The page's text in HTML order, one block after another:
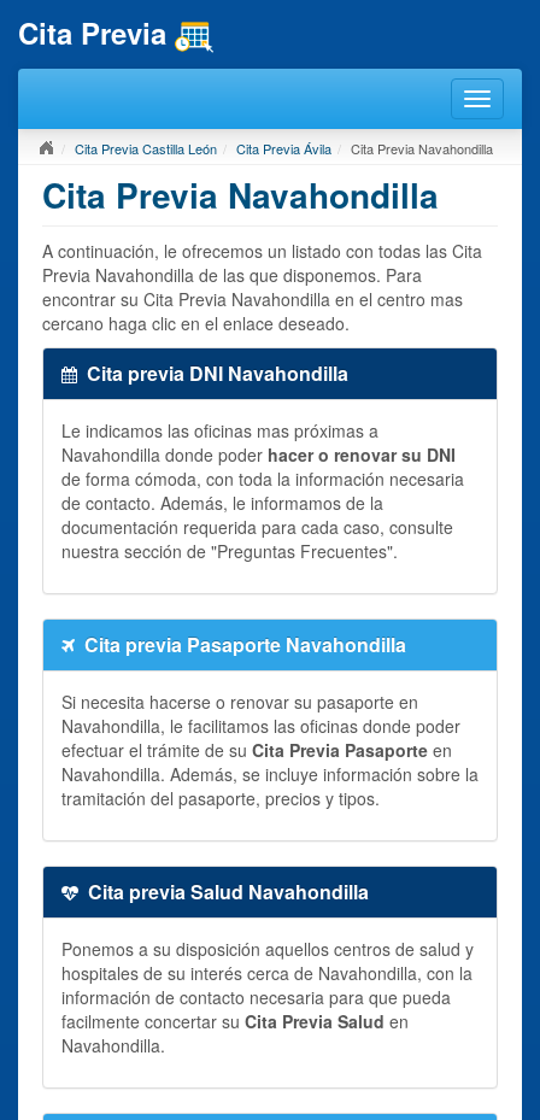
Cita Previa
Cita Previa Castilla León Cita Previa Ávila Cita Previa Navahondilla
Cita Previa Navahondilla
A continuación, le ofrecemos un listado con todas las Cita
Previa Navahondilla de las que disponemos. Para
encontrar su Cita Previa Navahondilla en el centro mas
cercano haga clic en el enlace deseado.
Cita previa DNI Navahondilla
Le indicamos las oficinas mas próximas a
Navahondilla donde poder hacer o renovar su DNI
de forma cómoda, con toda la información necesaria
de contacto. Además, le informamos de la
documentación requerida para cada caso, consulte
nuestra sección de "Preguntas Frecuentes".
Cita previa Pasaporte Navahondilla
Si necesita hacerse o renovar su pasaporte en
Navahondilla, le facilitamos las oficinas donde poder
efectuar el trámite de su Cita Previa Pasaporte en
Navahondilla. Además, se incluye información sobre la
tramitación del pasaporte, precios y tipos.
Cita previa Salud Navahondilla
Ponemos a su disposición aquellos centros de salud y
hospitales de su interés cerca de Navahondilla, con la
información de contacto necesaria para que pueda
facilmente concertar su Cita Previa Salud en
Navahondilla.